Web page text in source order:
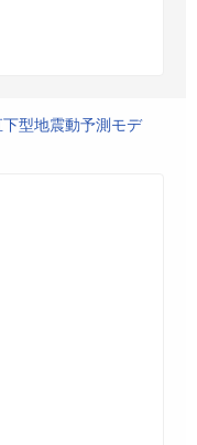
型地震動予測モデ